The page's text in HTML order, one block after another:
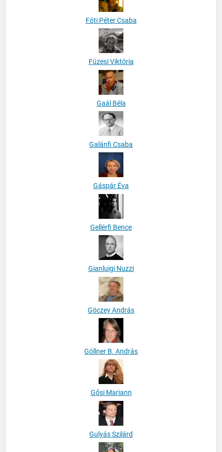
Fóti Péter Csaba
Füzesi Viktória
Gaál Béla
Galánfi Csaba
Gáspár Éva
Gellérfi Bence
Gianluigi Nuzzi
Göczey András
Göllner B. András
Gősi Mariann
Gulyás Szilárd